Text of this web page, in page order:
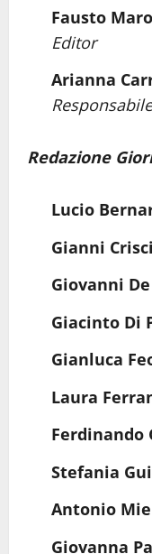
Fausto
Editor
Arianna
Redazione
Lucio
Gianni Crisci
Giovanni
Giacinto Di
Gianluca
Laura
Ferdinando
Stefania
Antonio
Giovanna